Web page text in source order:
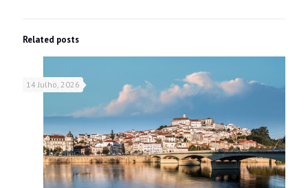
Related posts
14 Julho, 2026